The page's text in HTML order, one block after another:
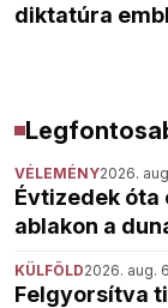
diktatúra
VÉLEMÉNY2026.
Évtizedek óta
ablakon a
KÜLFÖLD2026. aug.
Felgyorsítva